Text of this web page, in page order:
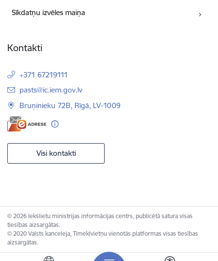
Sīkdatņu izvēles maiņa
Kontakti
+371 67219111
E-pasts:
pasts@ic.iem.gov.lv
Bruņinieku 72B, Rīgā, LV-1009
Visi kontakti
© 2026 Iekšlietu ministrijas informācijas centrs, publicētā satura visas
tiesības aizsargātas.
© 2020 Valsts kanceleja, Tīmekļvietņu vienotās platformas visas tiesības
aizsargātas.